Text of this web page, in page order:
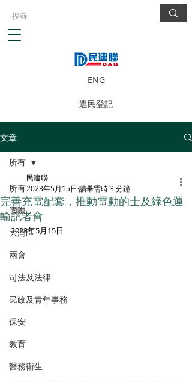
ENG
選民登記
文章
所有
國際
大灣區
兩會
司法及法律
民政及青年事務
保安
教育
醫務衛生
所有
完善充電配套，推動電動的士及綠色運
輸記者會
民建聯
2023年5月15日 讀畢需時 3 分鐘
2023年5月15日